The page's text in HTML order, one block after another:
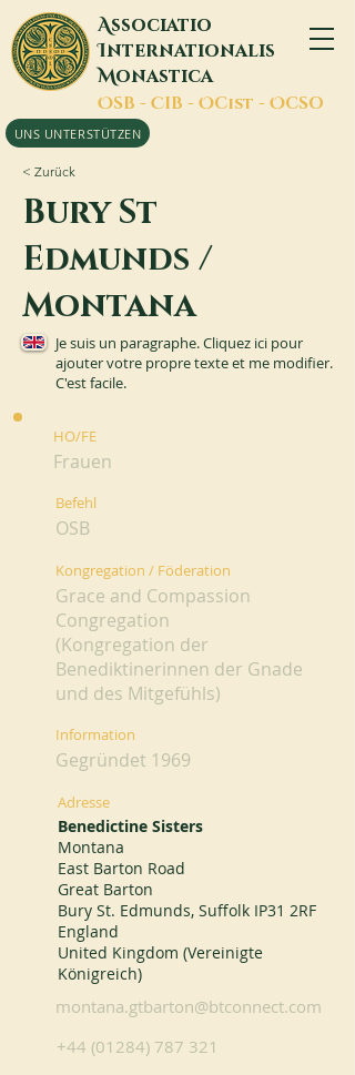
Associatio
Internationalis
Monastica
OSB - CIB - OCist - OCSO
UNS UNTERSTÜTZEN
< Zurück
Bury St
Edmunds /
Montana
Je suis un paragraphe. Cliquez ici pour
ajouter votre propre texte et me modifier.
C'est facile.
HO/FE
Frauen
Befehl
OSB
Kongregation / Föderation
Grace and Compassion
Congregation
(Kongregation der
Benediktinerinnen der Gnade
und des Mitgefühls)
Information
Gegründet 1969
Adresse
Benedictine Sisters
Montana
East Barton Road
Great Barton
Bury St. Edmunds, Suffolk IP31 2RF
England
United Kingdom (Vereinigte
Königreich)
montana.gtbarton@btconnect.com
+44 (01284) 787 321